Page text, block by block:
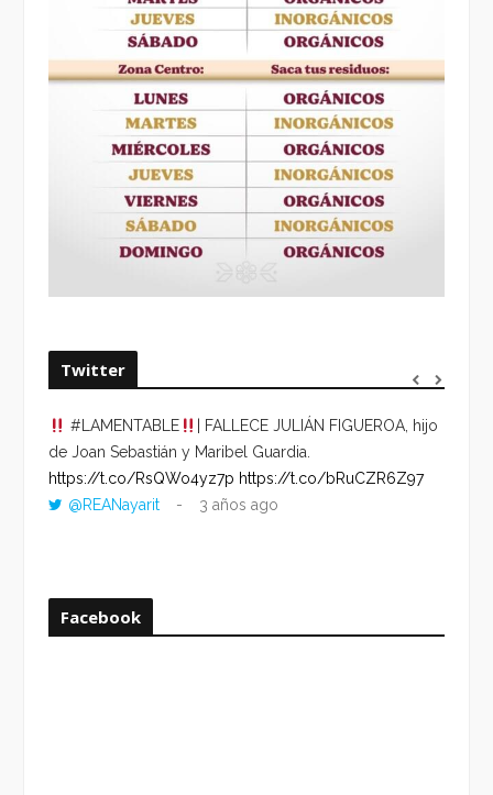
Twitter
#LAMENTABLE
| FALLECE JULIÁN FIGUEROA, hijo
de Joan Sebastián y Maribel Guardia.
https://t.co/RsQWo4yz7p https://t.co/bRuCZR6Z97
@REANayarit
3 años ago
Facebook